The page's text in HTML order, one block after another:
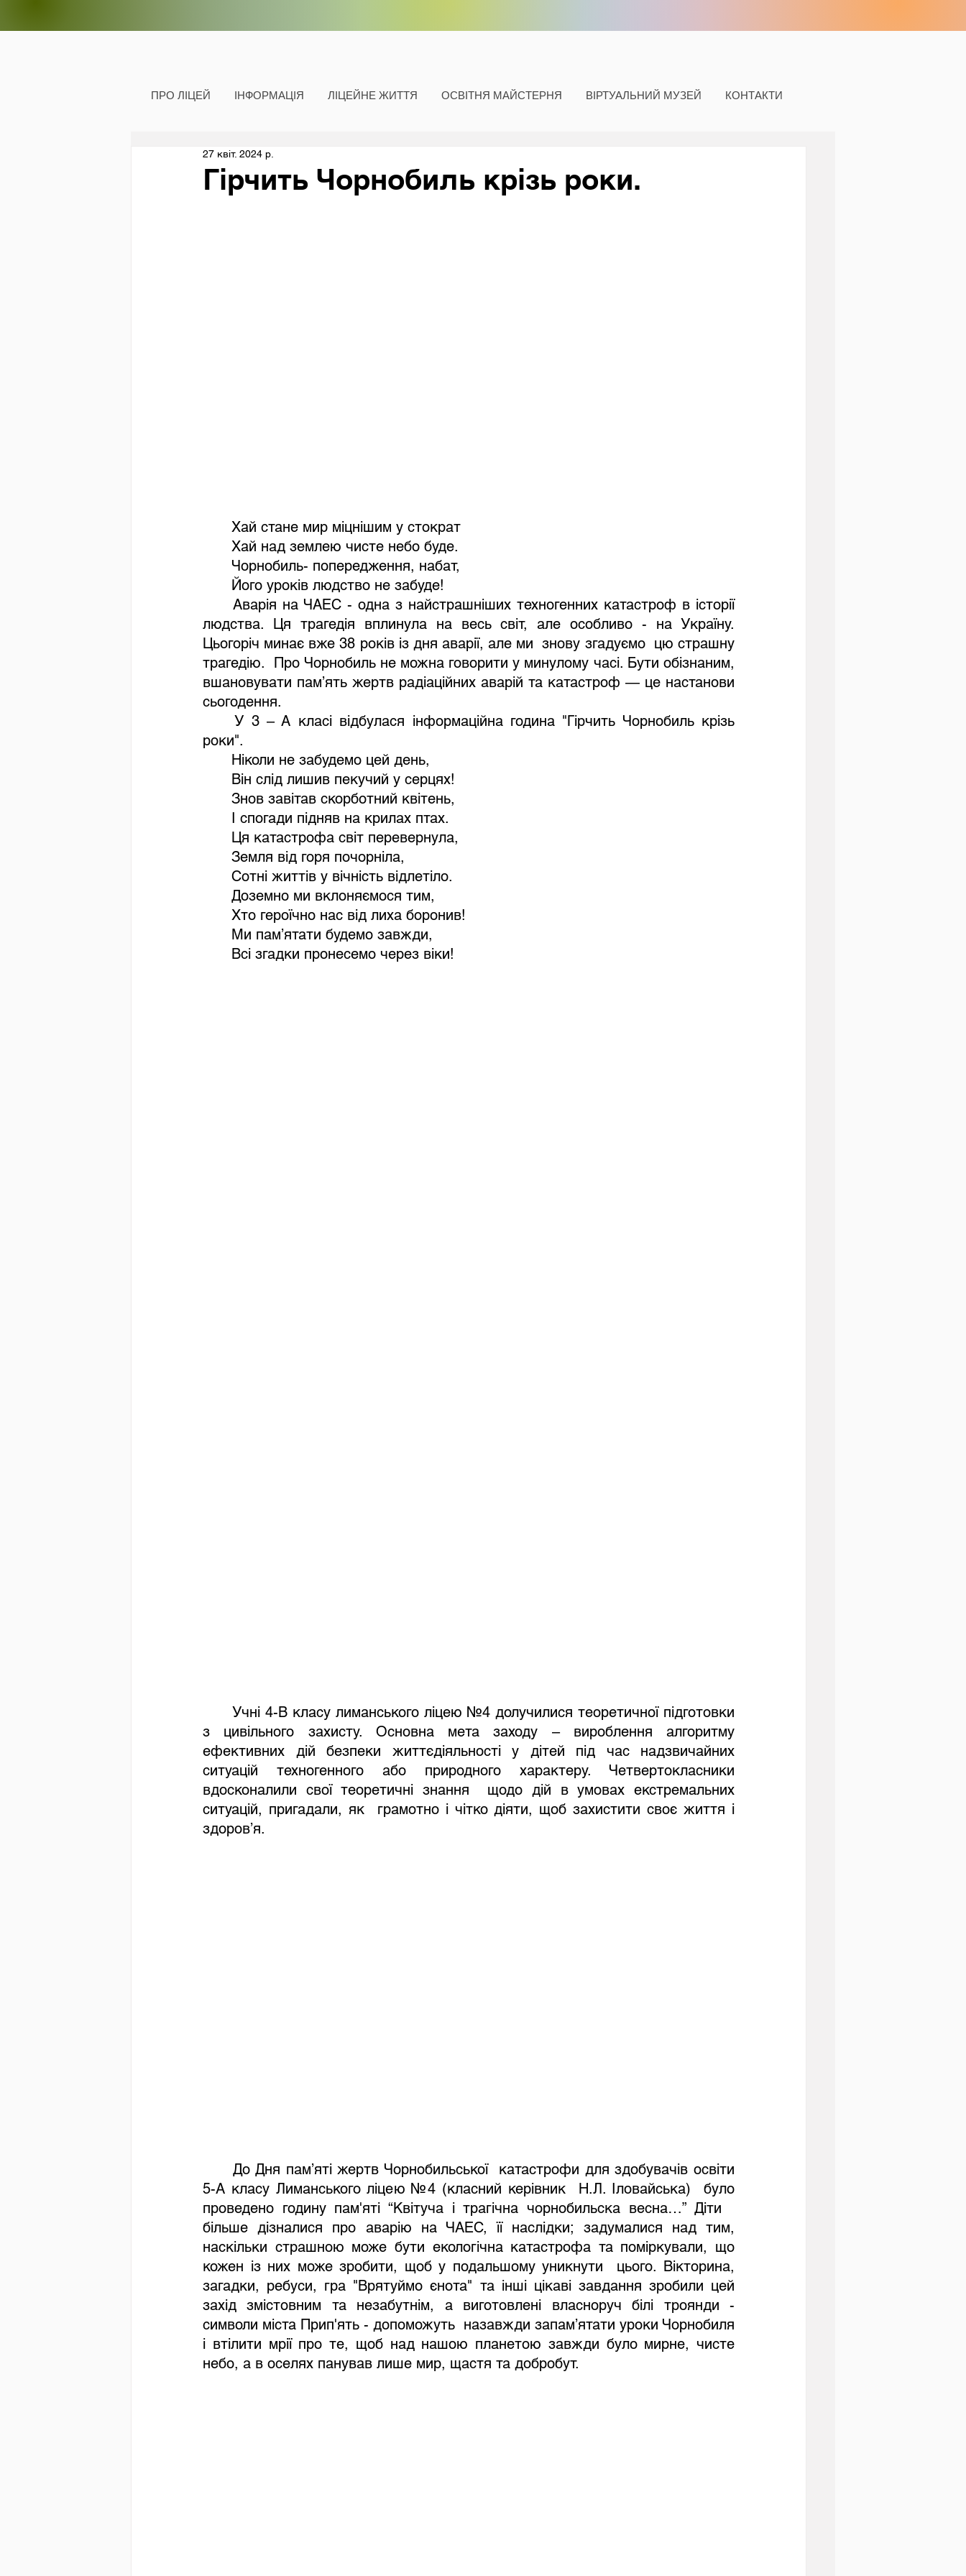
ПРО ЛІЦЕЙ ІНФОРМАЦІЯ ЛІЦЕЙНЕ ЖИТТЯ ОСВІТНЯ МАЙСТЕРНЯ ВІРТУАЛЬНИЙ МУЗЕЙ КОНТАКТИ
Гірчить Чорнобиль крізь роки.
27 квіт. 2024 р.
Хай стане мир міцнішим у стократ
Хай над землею чисте небо буде.
Чорнобиль- попередження, набат,
Його уроків людство не забуде!
Аварія на ЧАЕС - одна з найстрашніших техногенних катастроф в історії
людства. Ця трагедія вплинула на весь світ, але особливо - на Україну.
Цьогоріч минає вже 38 років із дня аварії, але ми  знову згадуємо  цю страшну
трагедію.  Про Чорнобиль не можна говорити у минулому часі. Бути обізнаним,
вшановувати пам’ять жертв радіаційних аварій та катастроф — це настанови
сьогодення.
У 3 – А класі відбулася інформаційна година "Гірчить Чорнобиль крізь
роки".
Ніколи не забудемо цей день,
Він слід лишив пекучий у серцях!
Знов завітав скорботний квітень,
І спогади підняв на крилах птах.
Ця катастрофа світ перевернула,
Земля від горя почорніла,
Сотні життів у вічність відлетіло.
Доземно ми вклоняємося тим,
Хто героїчно нас від лиха боронив!
Ми пам’ятати будемо завжди,
Всі згадки пронесемо через віки!
Учні 4-В класу лиманського ліцею №4 долучилися теоретичної підготовки
з цивільного захисту. Основна мета заходу – вироблення алгоритму
ефективних дій безпеки життєдіяльності у дітей під час надзвичайних
ситуацій техногенного або природного характеру. Четвертокласники
вдосконалили свої теоретичні знання  щодо дій в умовах екстремальних
ситуацій, пригадали, як  грамотно і чітко діяти, щоб захистити своє життя і
здоров’я.
До Дня пам’яті жертв Чорнобильської  катастрофи для здобувачів освіти
5-А класу Лиманського ліцею №4 (класний керівник  Н.Л. Іловайська)  було
проведено годину пам'яті “Квітуча і трагічна чорнобильска весна…” Діти
більше дізналися про аварію на ЧАЕС, її наслідки; задумалися над тим,
наскільки страшною може бути екологічна катастрофа та поміркували, що
кожен із них може зробити, щоб у подальшому уникнути  цього. Вікторина,
загадки, ребуси, гра "Врятуймо єнота" та інші цікаві завдання зробили цей
захід змістовним та незабутнім, а виготовлені власноруч білі троянди -
символи міста Прип'ять - допоможуть  назавжди запам’ятати уроки Чорнобиля
і втілити мрії про те, щоб над нашою планетою завжди було мирне, чисте
небо, а в оселях панував лише мир, щастя та добробут.